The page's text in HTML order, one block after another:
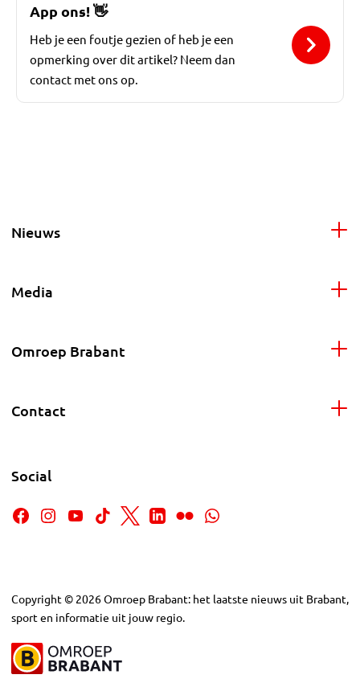
App ons!👋
Heb je een foutje gezien of heb je een
opmerking over dit artikel? Neem dan
contact met ons op.
Nieuws
Media
Omroep Brabant
Contact
Social
Copyright © 2026Omroep Brabant: het laatste nieuws uit Brabant,
sport en informatie uit jouw regio.